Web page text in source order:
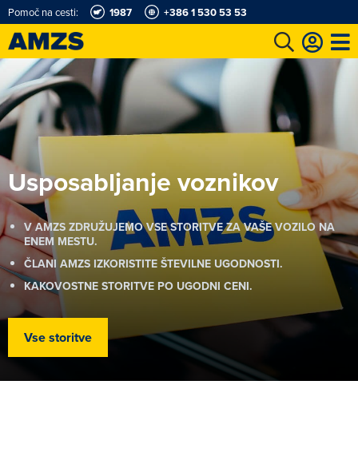
Pomoč na cesti: 1987 +386 1 530 53 53
Usposabljanje voznikov
V AMZS ZDRUŽUJEMO VSE STORITVE ZA VAŠE VOZILO NA
ENEM MESTU.
ČLANI AMZS IZKORISTITE ŠTEVILNE UGODNOSTI.
KAKOVOSTNE STORITVE PO UGODNI CENI.
Vse storitve
Karting in motošportni center Najboljši za volanom Moj AMZS